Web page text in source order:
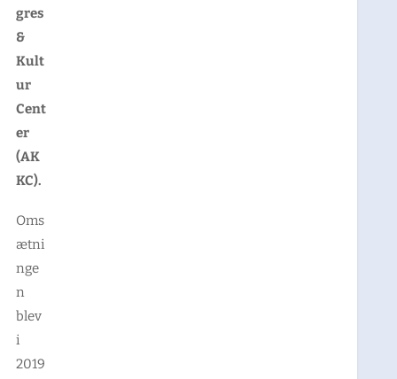
gres
&
Kult
ur
Cent
er
(AK
KC).
Oms
ætni
nge
n
blev
i
2019